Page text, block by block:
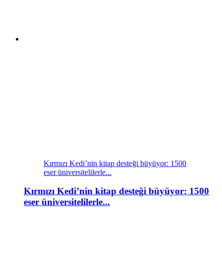
Kırmızı Kedi’nin kitap desteği büyüyor: 1500
eser üniversitelilerle...
Kırmızı Kedi’nin kitap desteği büyüyor: 1500
eser üniversitelilerle...